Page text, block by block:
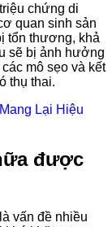
chứng di
quan sinh sản
tổn thương, khả
sẽ bị ảnh hưởng
mô sẹo và kết
thụ thai.
Lại Hiệu
được
vấn đề nhiều